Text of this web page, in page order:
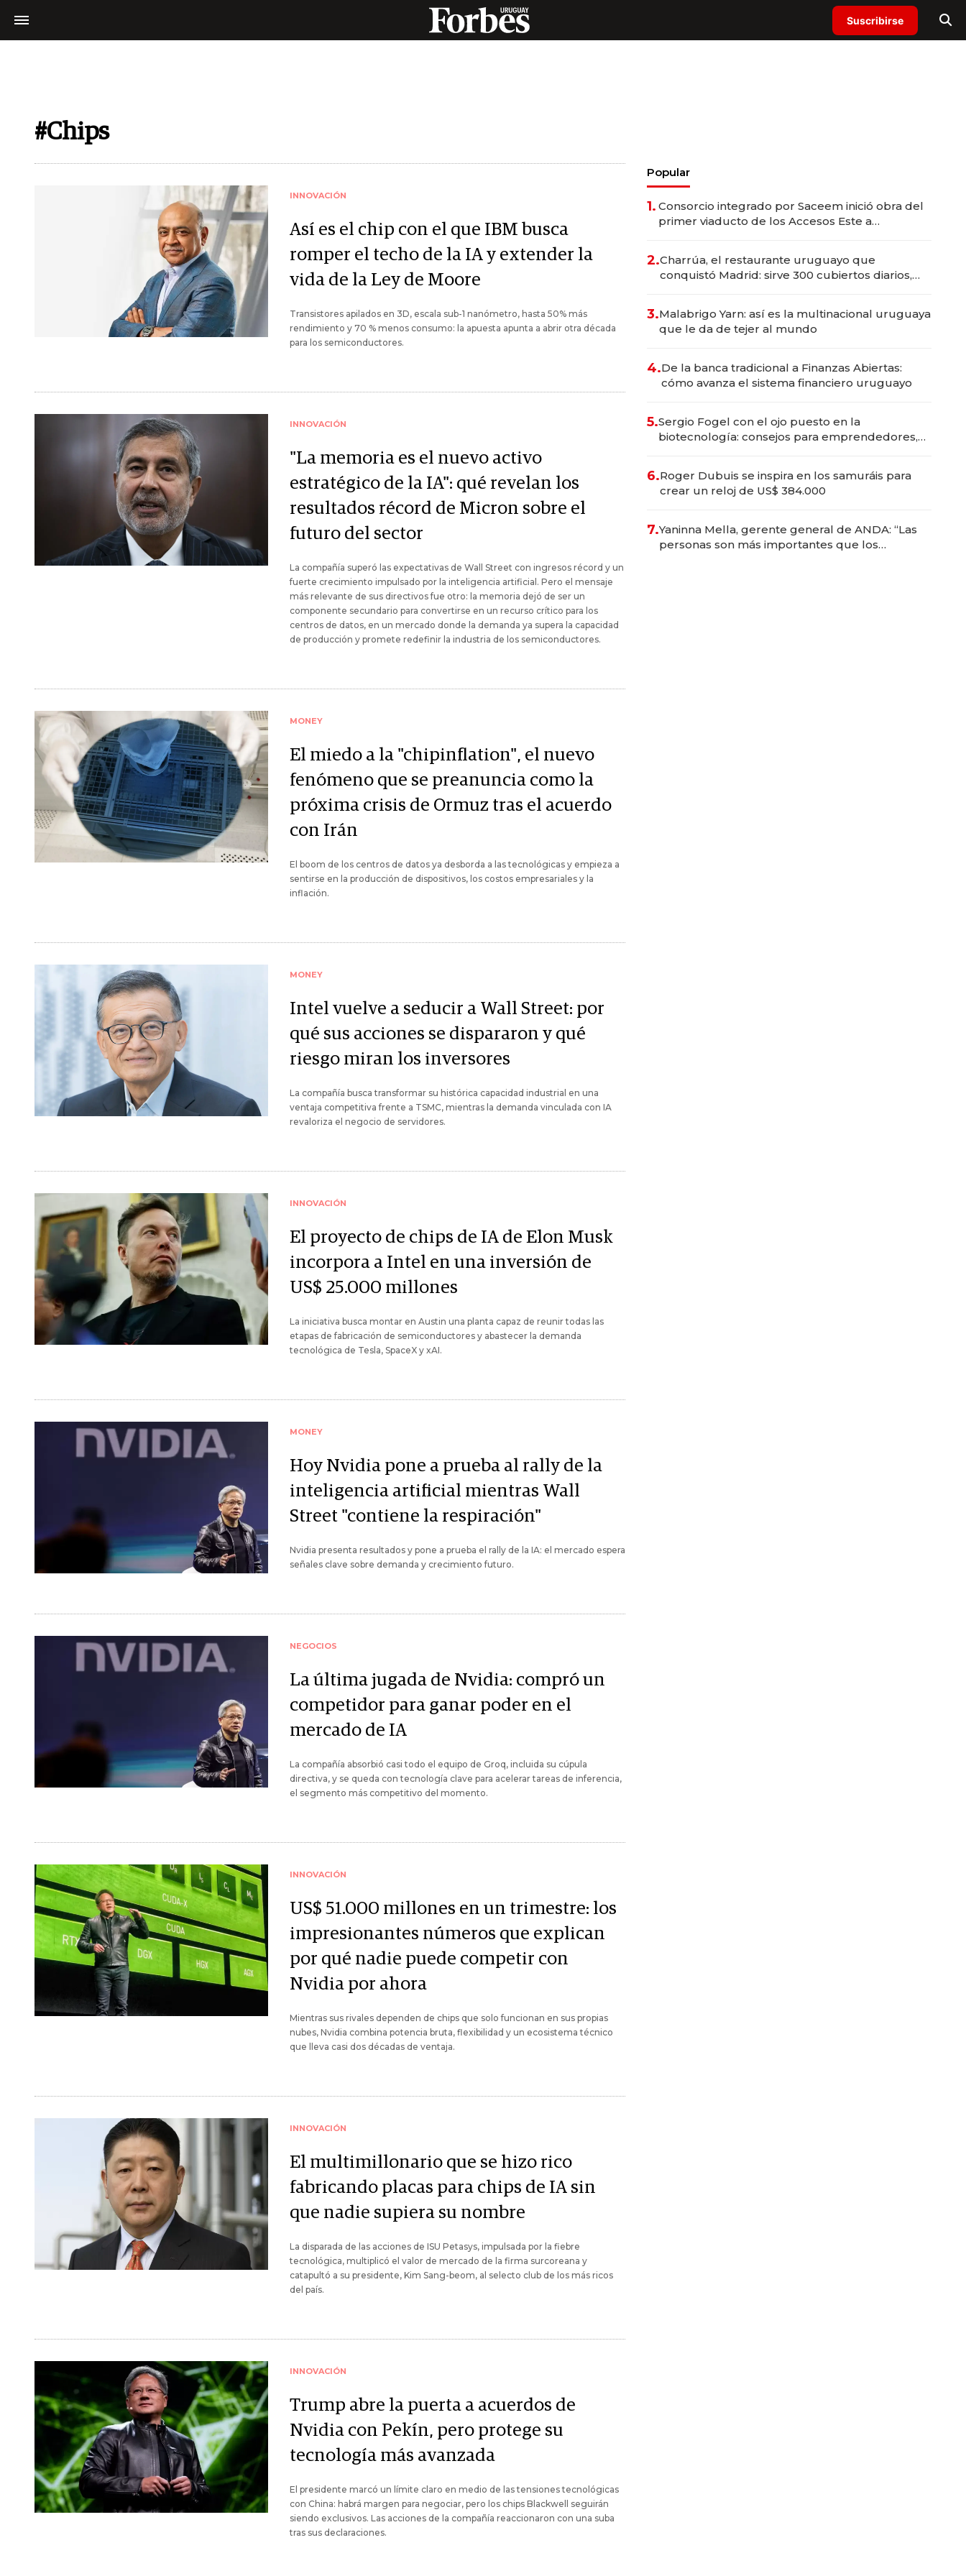
Suscribirse
#Chips
INNOVACIÓN
Así es el chip con el que IBM busca
romper el techo de la IA y extender la
vida de la Ley de Moore
Transistores apilados en 3D, escala sub-1 nanómetro, hasta 50% más
rendimiento y 70 % menos consumo: la apuesta apunta a abrir otra década
para los semiconductores.
INNOVACIÓN
"La memoria es el nuevo activo
estratégico de la IA": qué revelan los
resultados récord de Micron sobre el
futuro del sector
La compañía superó las expectativas de Wall Street con ingresos récord y un
fuerte crecimiento impulsado por la inteligencia artificial. Pero el mensaje
más relevante de sus directivos fue otro: la memoria dejó de ser un
componente secundario para convertirse en un recurso crítico para los
centros de datos, en un mercado donde la demanda ya supera la capacidad
de producción y promete redefinir la industria de los semiconductores.
MONEY
El miedo a la "chipinflation", el nuevo
fenómeno que se preanuncia como la
próxima crisis de Ormuz tras el acuerdo
con Irán
El boom de los centros de datos ya desborda a las tecnológicas y empieza a
sentirse en la producción de dispositivos, los costos empresariales y la
inflación.
MONEY
Intel vuelve a seducir a Wall Street: por
qué sus acciones se dispararon y qué
riesgo miran los inversores
La compañía busca transformar su histórica capacidad industrial en una
ventaja competitiva frente a TSMC, mientras la demanda vinculada con IA
revaloriza el negocio de servidores.
INNOVACIÓN
El proyecto de chips de IA de Elon Musk
incorpora a Intel en una inversión de
US$ 25.000 millones
La iniciativa busca montar en Austin una planta capaz de reunir todas las
etapas de fabricación de semiconductores y abastecer la demanda
tecnológica de Tesla, SpaceX y xAI.
MONEY
Hoy Nvidia pone a prueba al rally de la
inteligencia artificial mientras Wall
Street "contiene la respiración"
Nvidia presenta resultados y pone a prueba el rally de la IA: el mercado espera
señales clave sobre demanda y crecimiento futuro.
NEGOCIOS
La última jugada de Nvidia: compró un
competidor para ganar poder en el
mercado de IA
La compañía absorbió casi todo el equipo de Groq, incluida su cúpula
directiva, y se queda con tecnología clave para acelerar tareas de inferencia,
el segmento más competitivo del momento.
INNOVACIÓN
US$ 51.000 millones en un trimestre: los
impresionantes números que explican
por qué nadie puede competir con
Nvidia por ahora
Mientras sus rivales dependen de chips que solo funcionan en sus propias
nubes, Nvidia combina potencia bruta, flexibilidad y un ecosistema técnico
que lleva casi dos décadas de ventaja.
INNOVACIÓN
El multimillonario que se hizo rico
fabricando placas para chips de IA sin
que nadie supiera su nombre
La disparada de las acciones de ISU Petasys, impulsada por la fiebre
tecnológica, multiplicó el valor de mercado de la firma surcoreana y
catapultó a su presidente, Kim Sang-beom, al selecto club de los más ricos
del país.
INNOVACIÓN
Trump abre la puerta a acuerdos de
Nvidia con Pekín, pero protege su
tecnología más avanzada
El presidente marcó un límite claro en medio de las tensiones tecnológicas
con China: habrá margen para negociar, pero los chips Blackwell seguirán
siendo exclusivos. Las acciones de la compañía reaccionaron con una suba
tras sus declaraciones.
Popular
1. Consorcio integrado por Saceem inició obra del
primer viaducto de los Accesos Este a
2.Charrúa, el restaurante uruguayo que
conquistó Madrid: sirve 300 cubiertos diarios,
3.Malabrigo Yarn: así es la multinacional uruguaya
que le da de tejer al mundo
4.De la banca tradicional a Finanzas Abiertas:
cómo avanza el sistema financiero uruguayo
5.Sergio Fogel con el ojo puesto en la
biotecnología: consejos para emprendedores,
6.Roger Dubuis se inspira en los samuráis para
crear un reloj de US$ 384.000
7.Yaninna Mella, gerente general de ANDA: “Las
personas son más importantes que los